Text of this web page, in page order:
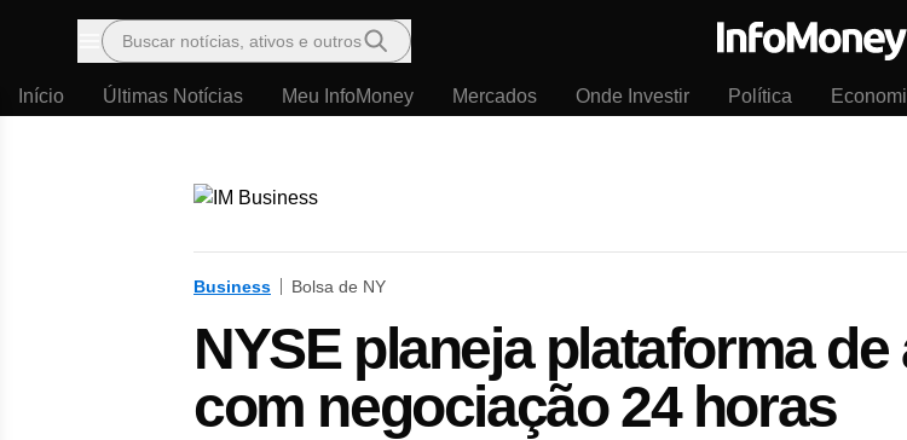
Menu
Buscar notícias, ativos e outros
Início Últimas Notícias Meu InfoMoney Mercados Onde Investir Política
Business Bolsa de NY
NYSE planeja plataforma
com negociação 24 horas